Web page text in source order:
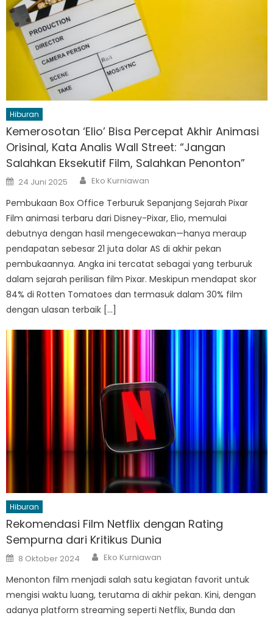
Hiburan
Kemerosotan ‘Elio’ Bisa Percepat Akhir Animasi
Orisinal, Kata Analis Wall Street: “Jangan
Salahkan Eksekutif Film, Salahkan Penonton”
Posted
on
24 Juni 2025 Author
Eko Kurniawan
Pembukaan Box Office Terburuk Sepanjang Sejarah Pixar
Film animasi terbaru dari Disney-Pixar, Elio, memulai
debutnya dengan hasil mengecewakan—hanya meraup
pendapatan sebesar 21 juta dolar AS di akhir pekan
pembukaannya. Angka ini tercatat sebagai yang terburuk
dalam sejarah perilisan film Pixar. Meskipun mendapat skor
84% di Rotten Tomatoes dan termasuk dalam 30% film
dengan ulasan terbaik […]
Hiburan
Rekomendasi Film Netflix dengan Rating
Sempurna dari Kritikus Dunia
Posted
on
8 Oktober 2024 Author
Eko Kurniawan
Menonton film menjadi salah satu kegiatan favorit untuk
mengisi waktu luang, terutama di akhir pekan. Kini, dengan
adanya platform streaming seperti Netflix, Bunda dan